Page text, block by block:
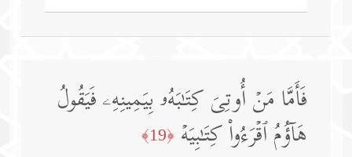
فَأَمَّا مَنۡ أُوتِیَ كِتَـٰبَهُۥ بِیَمِینِهِۦ فَیَقُولُ
هَاۤؤُمُ ٱقۡرَءُوا۟ كِتَـٰبِیَهۡ ﴿19﴾